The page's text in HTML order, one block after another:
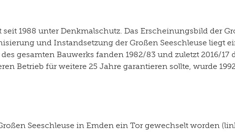
1988 unter Denkmalschutz. Das Erscheinungsbild der
und Instandsetzung der Großen Seeschleuse liegt
gesamten Bauwerks fanden 1982/83 und zuletzt 2016/17
Betrieb für weitere 25 Jahre garantieren sollte, wurde
Seeschleuse in Emden ein Tor gewechselt worden